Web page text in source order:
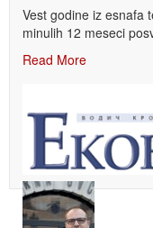
Vest godine iz esnafa
minulih 12 meseci
Read More